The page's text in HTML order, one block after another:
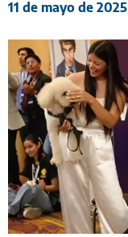
11 de mayo de 2025